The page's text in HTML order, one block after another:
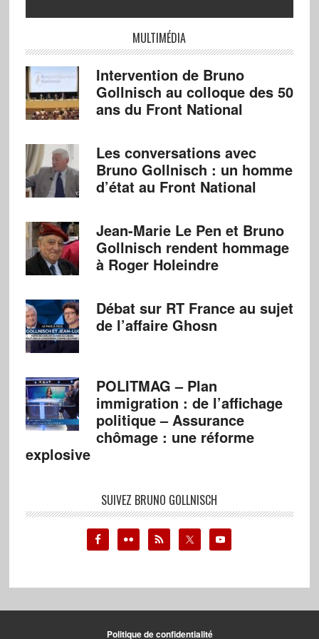
MULTIMÉDIA
Intervention de Bruno
Gollnisch au colloque des 50
ans du Front National
Les conversations avec
Bruno Gollnisch : un homme
d’état au Front National
Jean-Marie Le Pen et Bruno
Gollnisch rendent hommage
à Roger Holeindre
Débat sur RT France au sujet
de l’affaire Ghosn
POLITMAG – Plan
immigration : de l’affichage
politique – Assurance
chômage : une réforme
explosive
SUIVEZ BRUNO GOLLNISCH
Politique de confidentialité